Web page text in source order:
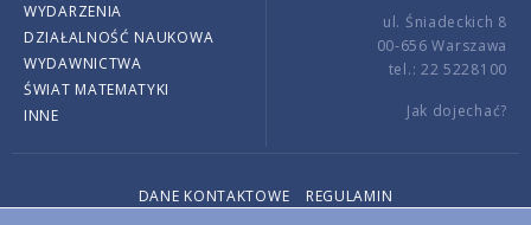
WYDARZENIA
DZIAŁALNOŚĆ NAUKOWA
WYDAWNICTWA
ŚWIAT MATEMATYKI
INNE
ul. Śniadeckich 8
00-656 Warszawa
tel.: 22 5228100
Jak dojechać?
DANE KONTAKTOWE
REGULAMIN